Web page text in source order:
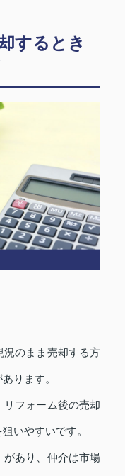
するとき
況のまま売却する方
ります。
フォーム後の売却
いやすいです。
があり、仲介は市場